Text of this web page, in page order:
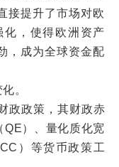
接提升了市场对欧
，使得欧洲资产
，成为全球资金配
。
政政策，其财政赤
QE）、量化质化宽
）等货币政策工